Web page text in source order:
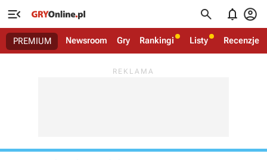
   
PREMIUM Newsroom Gry Rankingi Listy Recenzje